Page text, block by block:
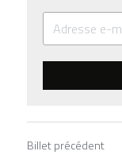
Billet précédent